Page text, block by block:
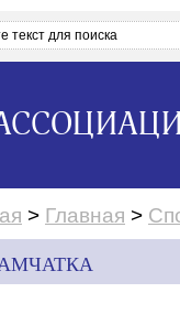
> Главная >